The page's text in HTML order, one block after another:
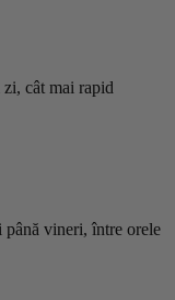
zi, cât mai rapid
vineri, între orele